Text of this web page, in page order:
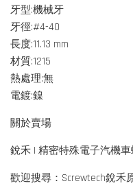
牙型:機械牙
牙徑:#4-40
長度:11.13 mm
材質:1215
熱處理:無
電鍍:鎳
關於賣場
銳禾 | 精密特殊電子汽機
歡迎搜尋：Screwtech銳